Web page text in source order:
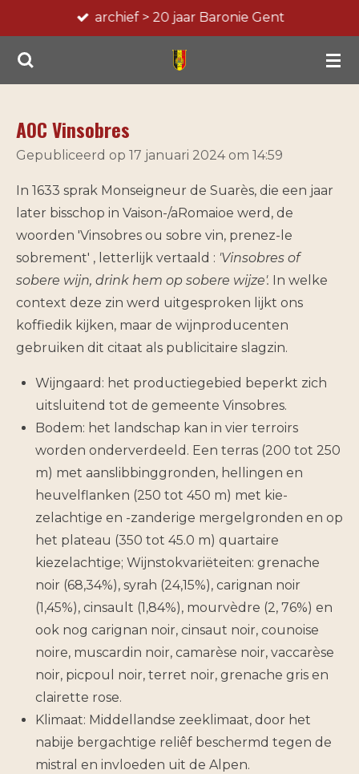
direct
naar
de
archief > 20 jaar Baronie Gent
AOC Vinsobres
Gepubliceerd op 17 januari 2024 om 14:59
In 1633 sprak Monseigneur de Suarès, die een jaar
later bisschop in Vaison-/a­Romaioe werd, de
woorden 'Vinsobres ou sobre vin, prenez-le
sobrement' , letterlijk vertaald : 'Vinsobres of
sobere wijn, drink hem op sobere wijze'. In welke
context deze zin werd uitgesproken lijkt ons
koffiedik kij­ken, maar de wijnproducenten
gebruiken dit citaat als publicitaire slagzin.
Wijngaard: het productiegebied beperkt zich
uitslui­tend tot de gemeente Vinsobres.
Bodem: het landschap kan in vier terroirs
worden onderverdeeld. Een terras (200 tot 250
m) met aanslibbinggronden, hellingen en
heuvelflanken (250 tot 450 m) met kie­
zelachtige en -zanderige mergelgronden en op
het plateau (350 tot 45.0 m) quartaire
kiezelachtige; Wijnstokvariëteiten: grenache
noir (68,34%), syrah (24,15%), carignan noir
(1,45%), cinsault (1,84%), mourvèdre (2, 76%) en
ook nog carignan noir, cinsaut noir, counoise
noire, mus­cardin noir, camarèse noir, vaccarèse
noir, picpoul noir, terret noir, grenache gris en
clairette rose.
Klimaat: Middellandse zeeklimaat, door het
nabije bergachtige reliêf beschermd tegen de
mis­tral en invloeden uit de Alpen.